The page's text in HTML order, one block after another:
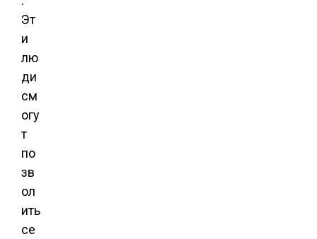
Эт
и
лю
ди
см
огу
т
по
зв
ол
ить
се